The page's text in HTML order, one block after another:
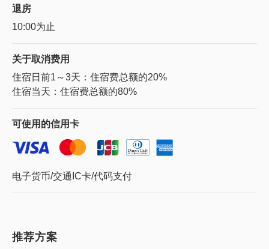
退房
10:00为止
关于取消费用
住宿日前1～3天：住宿费总额的20%
住宿当天：住宿费总额的80%
可使用的信用卡
电子货币/交通IC卡/代码支付
推荐方案